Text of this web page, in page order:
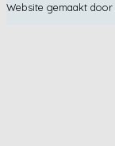
Website gemaakt door